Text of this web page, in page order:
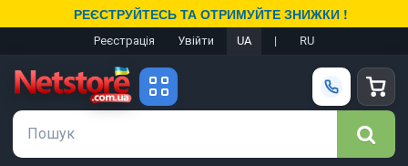
РЕЄСТРУЙТЕСЬ ТА ОТРИМУЙТЕ ЗНИЖКИ !
Реєстрація Увійти UA | RU